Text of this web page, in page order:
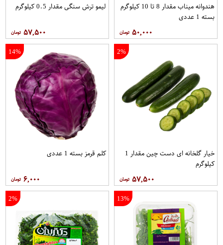
هندوانه میناب مقدار 8 تا 10 کیلوگرم
بسته 1 عددی
۵۰,۰۰۰
لیمو ترش سنگی مقدار 0.5 کیلوگرم
۵۷,۵۰۰
2%
خیار گلخانه ای دست چین مقدار 1
کیلوگرم
۵۷,۵۰۰
14%
کلم قرمز بسته 1 عددی
۶,۰۰۰
13%
2%